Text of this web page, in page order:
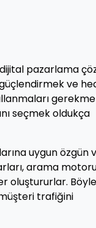
pazarlama
ve
seçmek oldukça
uygun özgün
arama
oluştururlar.
trafiğini